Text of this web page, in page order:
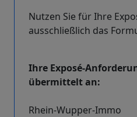
Nutzen Sie für Ihre
ausschließlich das
Ihre Exposé-
übermittelt an:
Rhein-Wupper-Immo